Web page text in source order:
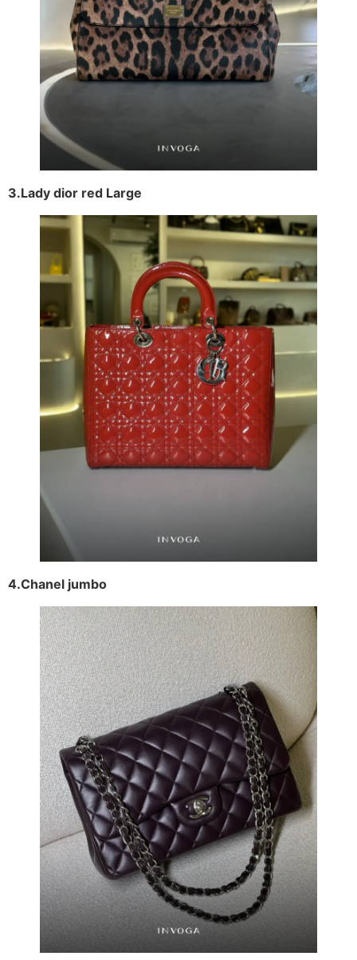
3.Lady dior red Large
4.Chanel jumbo